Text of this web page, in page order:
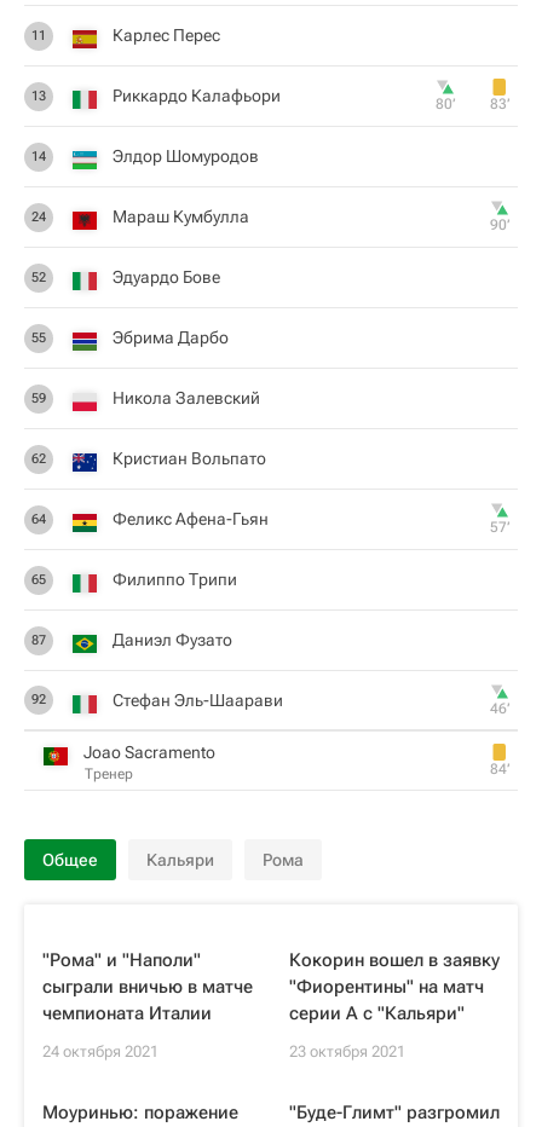
11 Карлес Перес
13 Риккардо Калафьори 80‎’‎ 83‎’‎
14 Элдор Шомуродов
24 Мараш Кумбулла 90‎’‎
52 Эдуардо Бове
55 Эбрима Дарбо
59 Никола Залевский
62 Кристиан Вольпато
64 Феликс Афена-Гьян 57‎’‎
65 Филиппо Трипи
87 Даниэл Фузато
92 Стефан Эль-Шаарави 46‎’‎
Joao Sacramento
Тренер 84‎’‎
Общее Кальяри Рома
"Рома" и "Наполи"
сыграли вничью в матче
чемпионата Италии
24 октября 2021
Кокорин вошел в заявку
"Фиорентины" на матч
серии А с "Кальяри"
23 октября 2021
Моуринью: поражение
"Буде-Глимт" разгромил